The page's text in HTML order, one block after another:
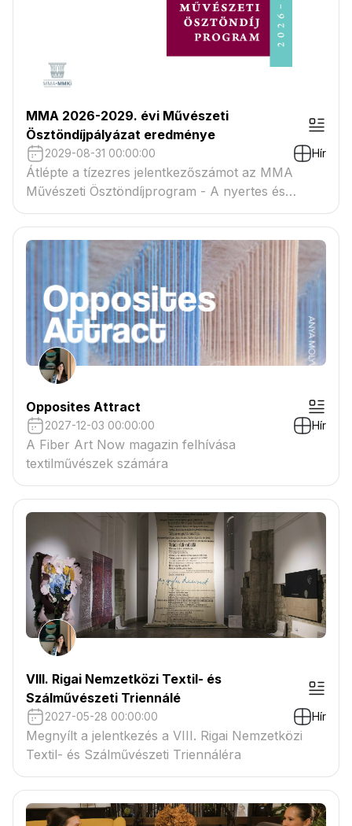
MMA 2026-2029. évi Művészeti
Ösztöndíjpályázat eredménye
2029-08-31 00:00:00 Hír
Átlépte a tízezres jelentkezőszámot az MMA
Művészeti Ösztöndíjprogram - A nyertes és
tartaléklistás pályázók névsora megtekinthető a
csatolmányban
Opposites Attract
2027-12-03 00:00:00 Hír
A Fiber Art Now magazin felhívása
textilművészek számára
VIII. Rigai Nemzetközi Textil- és
Szálművészeti Triennálé
2027-05-28 00:00:00 Hír
Megnyílt a jelentkezés a VIII. Rigai Nemzetközi
Textil- és Szálművészeti Triennáléra